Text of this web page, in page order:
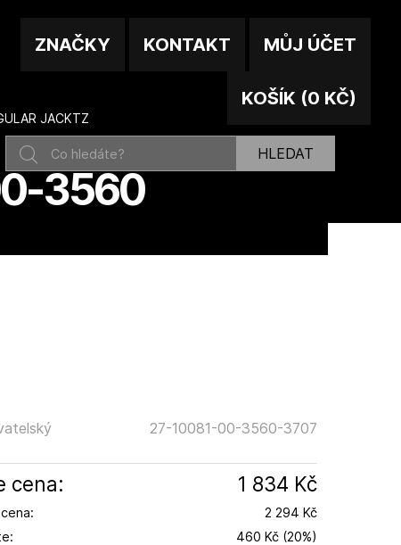
3560
27-10081-00-3560-3707
cena: 1 834 Kč
2 294 Kč
460 Kč (20%)
HLEDAT
ZNAČKY KONTAKT MŮJ ÚČET
KOŠÍK (0 KČ)
JACKTZ